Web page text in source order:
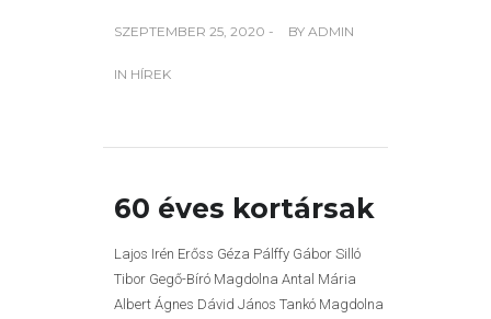
SZEPTEMBER 25, 2020 - BY ADMIN
IN HÍREK
60 éves kortársak
Lajos Irén Erőss Géza Pálffy Gábor Silló
Tibor Gegő-Bíró Magdolna Antal Mária
Albert Ágnes Dávid János Tankó Magdolna